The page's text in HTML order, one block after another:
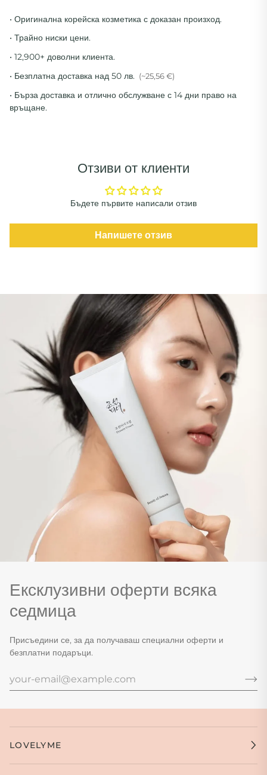
• Оригинална корейска козметика с доказан произход.
• Трайно ниски цени.
• 12,900+ доволни клиента.
• Безплатна доставка над 50 лв. (~25,56 €)
• Бърза доставка и отлично обслужване с 14 дни право на
връщане.
Отзиви от клиенти
Бъдете първите написали отзив
Напишете отзив
Ексклузивни оферти всяка
седмица
Присъедини се, за да получаваш специални оферти и
безплатни подаръци.
LOVELYME